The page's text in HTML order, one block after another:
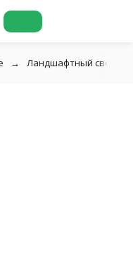
Ландшафтный